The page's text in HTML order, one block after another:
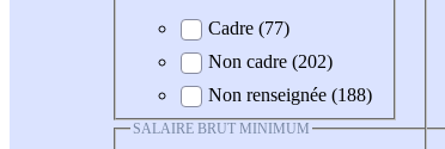
Cadre (77)
Non cadre (202)
Non renseignée (188)
SALAIRE BRUT MINIMUM